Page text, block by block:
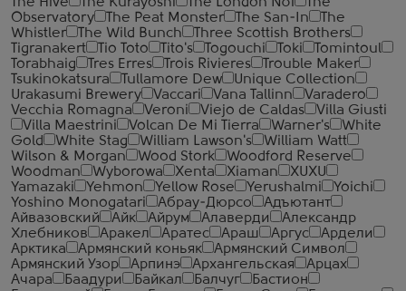
Observatory
The Peat Monster The San-In
The
Whistler
The Wild Bunch
Three Scottish Brothers
Tigranakert
Tio Toto Tito's Togouchi Toki
Tomintoul
Torabhaig
Tres Erres Trois Rivieres
Trouble Maker
Tsukinokatsura
Tullamore Dew
Unique Collection
Urakasumi Brewery
Vaccari Vana Tallinn
Varadero
Vecchia Romagna
Veroni Viejo de Caldas
Villa Giusti
Villa Maestrini
Volcan De Mi Tierra Warner's
White
Gold
White Stag William Lawson's
William Watt
Wilson & Morgan
Wood Stork
Woodford Reserve
Woodman
Wyborowa Xenta Xiaman
XUXU
Yamazaki
Yehmon Yellow Rose Yerushalmi
Yoichi
Yoshino Monogatari
Абрау-Дюрсо
Адъютант
Айвазовский
Айк Айрум Алаверди
Александр
Хлебников
Аракел Аратес Араш Аргус
Ардели
Арктика
Армянский коньяк
Армянский Символ
Армянский Узор
Арпинэ Архангельская
Арцах
Ачара
Баадури Байкал Балчуг
Бастион